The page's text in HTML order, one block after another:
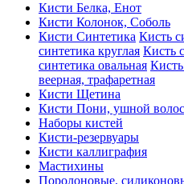
Кисти Белка, Енот
Кисти Колонок, Соболь
Кисти Синтетика Кисть
синтетика круглая Кисть
синтетика овальная
веерная, трафаретная
Кисти Щетина
Кисти Пони, ушной
Наборы кистей
Кисти-резервуары
Кисти каллиграфия
Мастихины
Поролоновые,